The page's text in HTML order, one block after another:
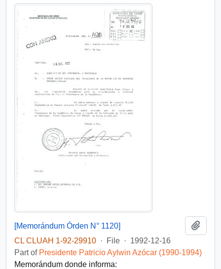
[Memorándum Órden N° 1120]
CL CLUAH 1-92-29910 · File · 1992-12-16
Part of Presidente Patricio Aylwin Azócar (1990-1994)
Memorándum donde informa: